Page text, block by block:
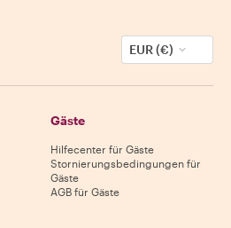
EUR (€)
Gäste
Hilfecenter für Gäste
Stornierungsbedingungen für
Gäste
AGB für Gäste